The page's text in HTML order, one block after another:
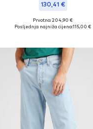
130,41 €
Dostupno u više veličina
Prvotno: 204,90 €
Posljednja najniža cijena:115,00 €